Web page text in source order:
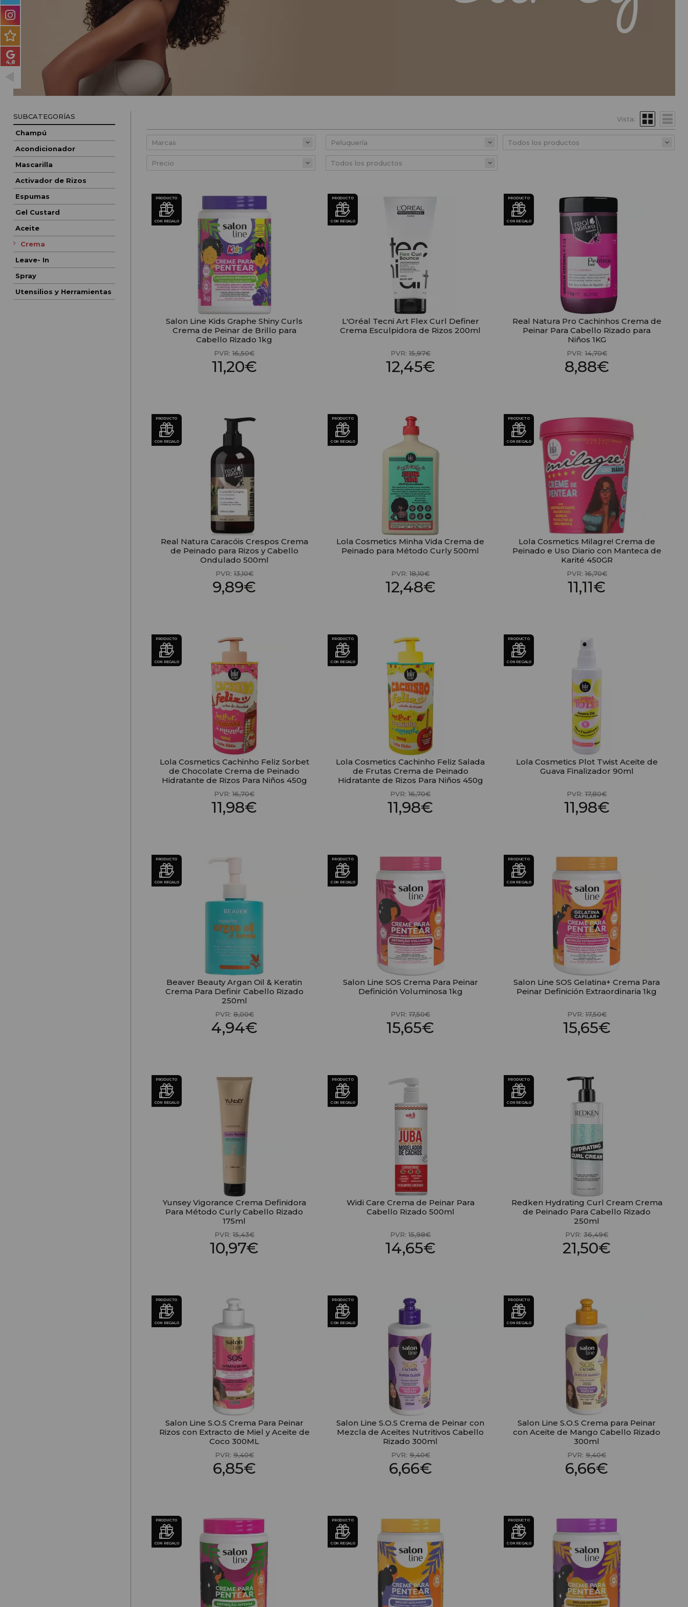
PRODUCTOS PARA
MÉTODO CURLY
PACKS DE REGALO
OUTLET
SUBCATEGORÍAS
Champú
Acondicionador
Mascarilla
Activador de Rizos
Espumas
Gel Custard
Aceite
Crema
Leave- In
Spray
Utensilios y Herramientas
Vista:
Precio
PRODUCTO
CON REGALO
Salon Line Kids Graphe Shiny Curls
Crema de Peinar de Brillo para
Cabello Rizado 1kg
PVR:16,50€
11,20€
PRODUCTO
CON REGALO
L'Oréal Tecni Art Flex Curl Definer
Crema Esculpidora de Rizos 200ml
PVR: 15,97€
12,45€
PRODUCTO
CON REGALO
Real Natura Pro Cachinhos Crema de
Peinar Para Cabello Rizado para
Niños 1KG
PVR: 14,70€
8,88€
PRODUCTO
CON REGALO
Real Natura Caracóis Crespos Crema
de Peinado para Rizos y Cabello
Ondulado 500ml
PVR:13,10€
9,89€
PRODUCTO
CON REGALO
Lola Cosmetics Minha Vida Crema de
Peinado para Método Curly 500ml
PVR:18,10€
12,48€
PRODUCTO
CON REGALO
Lola Cosmetics Milagre! Crema de
Peinado e Uso Diario con Manteca de
Karité 450GR
PVR: 16,70€
11,11€
PRODUCTO
CON REGALO
Lola Cosmetics Cachinho Feliz Sorbet
de Chocolate Crema de Peinado
Hidratante de Rizos Para Niños 450g
PVR:16,70€
11,98€
PRODUCTO
CON REGALO
Lola Cosmetics Cachinho Feliz Salada
de Frutas Crema de Peinado
Hidratante de Rizos Para Niños 450g
PVR:16,70€
11,98€
PRODUCTO
CON REGALO
Lola Cosmetics Plot Twist Aceite de
Guava Finalizador 90ml
PVR:17,80€
11,98€
PRODUCTO
CON REGALO
Beaver Beauty Argan Oil & Keratin
Crema Para Definir Cabello Rizado
250ml
PVR:8,00€
4,94€
PRODUCTO
CON REGALO
Salon Line SOS Crema Para Peinar
Definición Voluminosa 1kg
PVR:17,50€
15,65€
PRODUCTO
CON REGALO
Salon Line SOS Gelatina+ Crema Para
Peinar Definición Extraordinaria 1kg
PVR: 17,50€
15,65€
PRODUCTO
CON REGALO
Yunsey Vigorance Crema Definidora
Para Método Curly Cabello Rizado
175ml
PVR:15,43€
10,97€
PRODUCTO
CON REGALO
Widi Care Crema de Peinar Para
Cabello Rizado 500ml
PVR:15,98€
14,65€
PRODUCTO
CON REGALO
Redken Hydrating Curl Cream Crema
de Peinado Para Cabello Rizado
250ml
PVR:36,49€
21,50€
PRODUCTO
CON REGALO
Salon Line S.O.S Crema Para Peinar
Rizos con Extracto de Miel y Aceite de
Coco 300ML
PVR:9,40€
6,85€
PRODUCTO
CON REGALO
Salon Line S.O.S Crema de Peinar con
Mezcla de Aceites Nutritivos Cabello
Rizado 300ml
PVR: 9,40€
6,66€
PRODUCTO
CON REGALO
Salon Line S.O.S Crema para Peinar
con Aceite de Mango Cabello Rizado
300ml
PVR:9,40€
6,66€
PRODUCTO
CON REGALO
PRODUCTO
CON REGALO
PRODUCTO
CON REGALO